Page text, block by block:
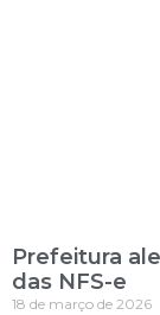
Prefeitura
das NFS-e
18 de março de 2026